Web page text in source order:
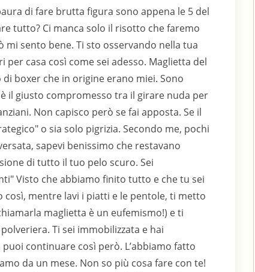
di fare brutta figura sono appena le 5 del
tutto? Ci manca solo il risotto che faremo
mi sento bene. Ti sto osservando nella tua
per casa così come sei adesso. Maglietta del
boxer che in origine erano miei. Sono
il giusto compromesso tra il girare nuda per
Non capisco però se fai apposta. Se il
o sia solo pigrizia. Secondo me, pochi
sapevi benissimo che restavano
di tutto il tuo pelo scuro. Sei
Visto che abbiamo finito tutto e che tu sei
così, mentre lavi i piatti e le pentole, ti metto
maglietta è un eufemismo!) e ti
Ti sei immobilizzata e hai
continuare così però. L’abbiamo fatto
da un mese. Non so più cosa fare con te!